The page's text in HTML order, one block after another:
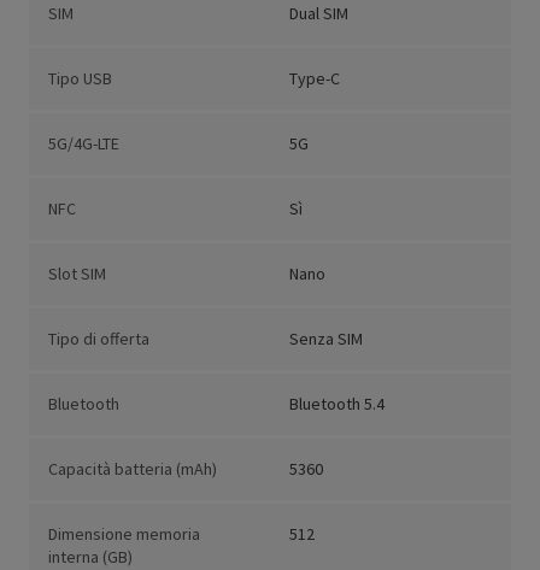
SIM Dual SIM
Tipo USB Type-C
5G/4G-LTE 5G
NFC Sì
Slot SIM Nano
Tipo di offerta Senza SIM
Bluetooth Bluetooth 5.4
Capacità batteria (mAh) 5360
Dimensione memoria
interna (GB)
512